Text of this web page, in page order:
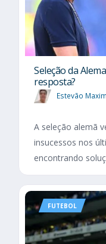
Seleção da
resposta?
Estevão
A seleção alemã
insucessos nos
encontrando
FUTEBOL